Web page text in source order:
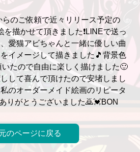
のご依頼で近々リリース予定の
描かせて頂きました❗LINEで送っ
愛猫アビちゃんと一緒に優しい曲
イメージして描きました🎵背景色
たので自由に楽しく描けました🙂
して喜んで頂けたので安堵しまし
のオーダーメイド絵画のリピータ
りがとうございました🙇💓BON
のページに戻る